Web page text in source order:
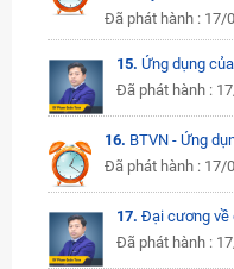
Đã phát hành : 17/
15. Ứng dụng
Đã phát hành :
16. BTVN - Ứng
Đã phát hành : 17/
17. Đại cương về
Đã phát hành :